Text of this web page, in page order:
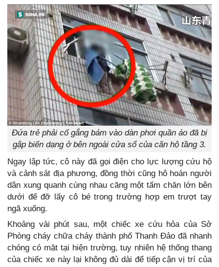
Đứa trẻ phải cố gắng bám vào dàn phơi quần áo đã bị
gập biến dạng ở bên ngoài cửa sổ của căn hộ tầng 3.
Ngay lập tức, cô này đã gọi điện cho lực lượng cứu hộ
và cảnh sát địa phương, đồng thời cũng hô hoán người
dân xung quanh cùng nhau căng một tấm chăn lớn bên
dưới để đỡ lấy cô bé trong trường hợp em trượt tay
ngã xuống.
Khoảng vài phút sau, một chiếc xe cứu hỏa của Sở
Phòng cháy chữa cháy thành phố Thanh Đảo đã nhanh
chóng có mặt tại hiện trường, tuy nhiên hệ thống thang
của chiếc xe này lại không đủ dài để tiếp cận vị trí của